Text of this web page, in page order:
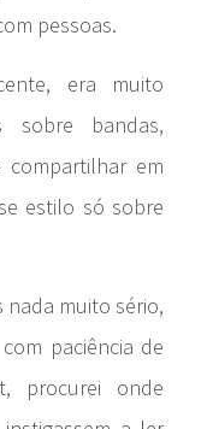
pessoas.
era muito
sobre bandas,
compartilhar em
estilo só sobre
nada muito sério,
paciência de
procurei onde